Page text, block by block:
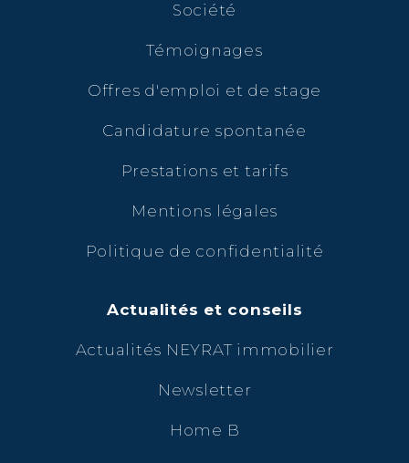
Société
Témoignages
Offres d'emploi et de stage
Candidature spontanée
Prestations et tarifs
Mentions légales
Politique de confidentialité
Actualités et conseils
Actualités NEYRAT immobilier
Newsletter
Home B